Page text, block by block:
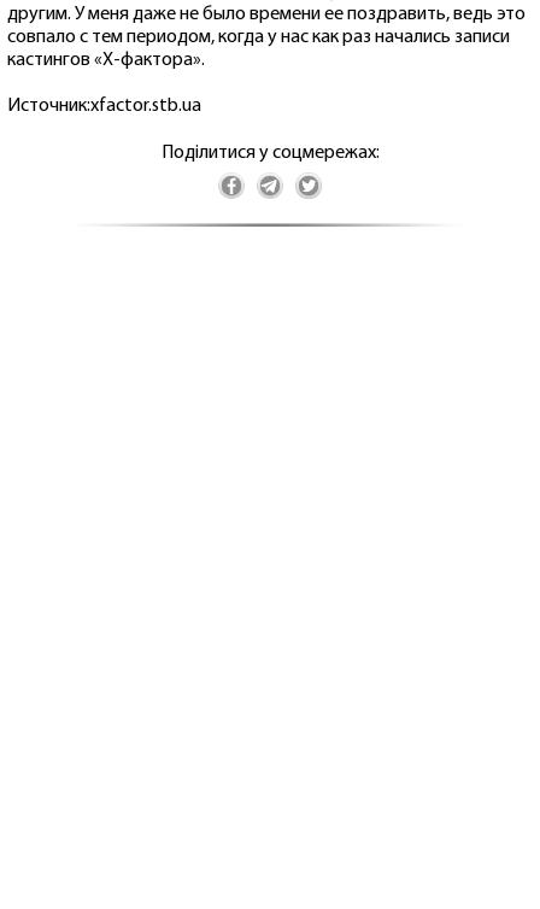
другим. У меня даже не было времени ее поздравить, ведь это
совпало с тем периодом, когда у нас как раз начались записи
кастингов «Х-фактора».
Источник:xfactor.stb.ua
Поділитися у соцмережах: